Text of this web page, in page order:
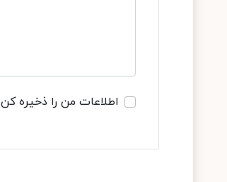
اطلاعات من را ذخیره کن